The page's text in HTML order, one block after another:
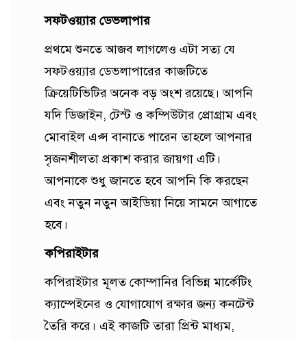
সফটওয়্যার ডেভলাপার
প্রথমে শুনতে আজব লাগলেও এটা সত্য যে
সফটওয়্যার ডেভলাপারের কাজটিতে
ক্রিয়েটিভিটির অনেক বড় অংশ রয়েছে। আপনি
যদি ডিজাইন, টেস্ট ও কম্পিউটার প্রোগ্রাম এবং
মোবাইল এপ্স বানাতে পারেন তাহলে আপনার
সৃজনশীলতা প্রকাশ করার জায়গা এটি।
আপনাকে শুধু জানতে হবে আপনি কি করছেন
এবং নতুন নতুন আইডিয়া নিয়ে সামনে আগাতে
হবে।
কপিরাইটার
কপিরাইটার মূলত কোম্পানির বিভিন্ন মার্কেটিং
ক্যাম্পেইনের ও যোগাযোগ রক্ষার জন্য কনটেন্ট
তৈরি করে। এই কাজটি তারা প্রিন্ট মাধ্যম,